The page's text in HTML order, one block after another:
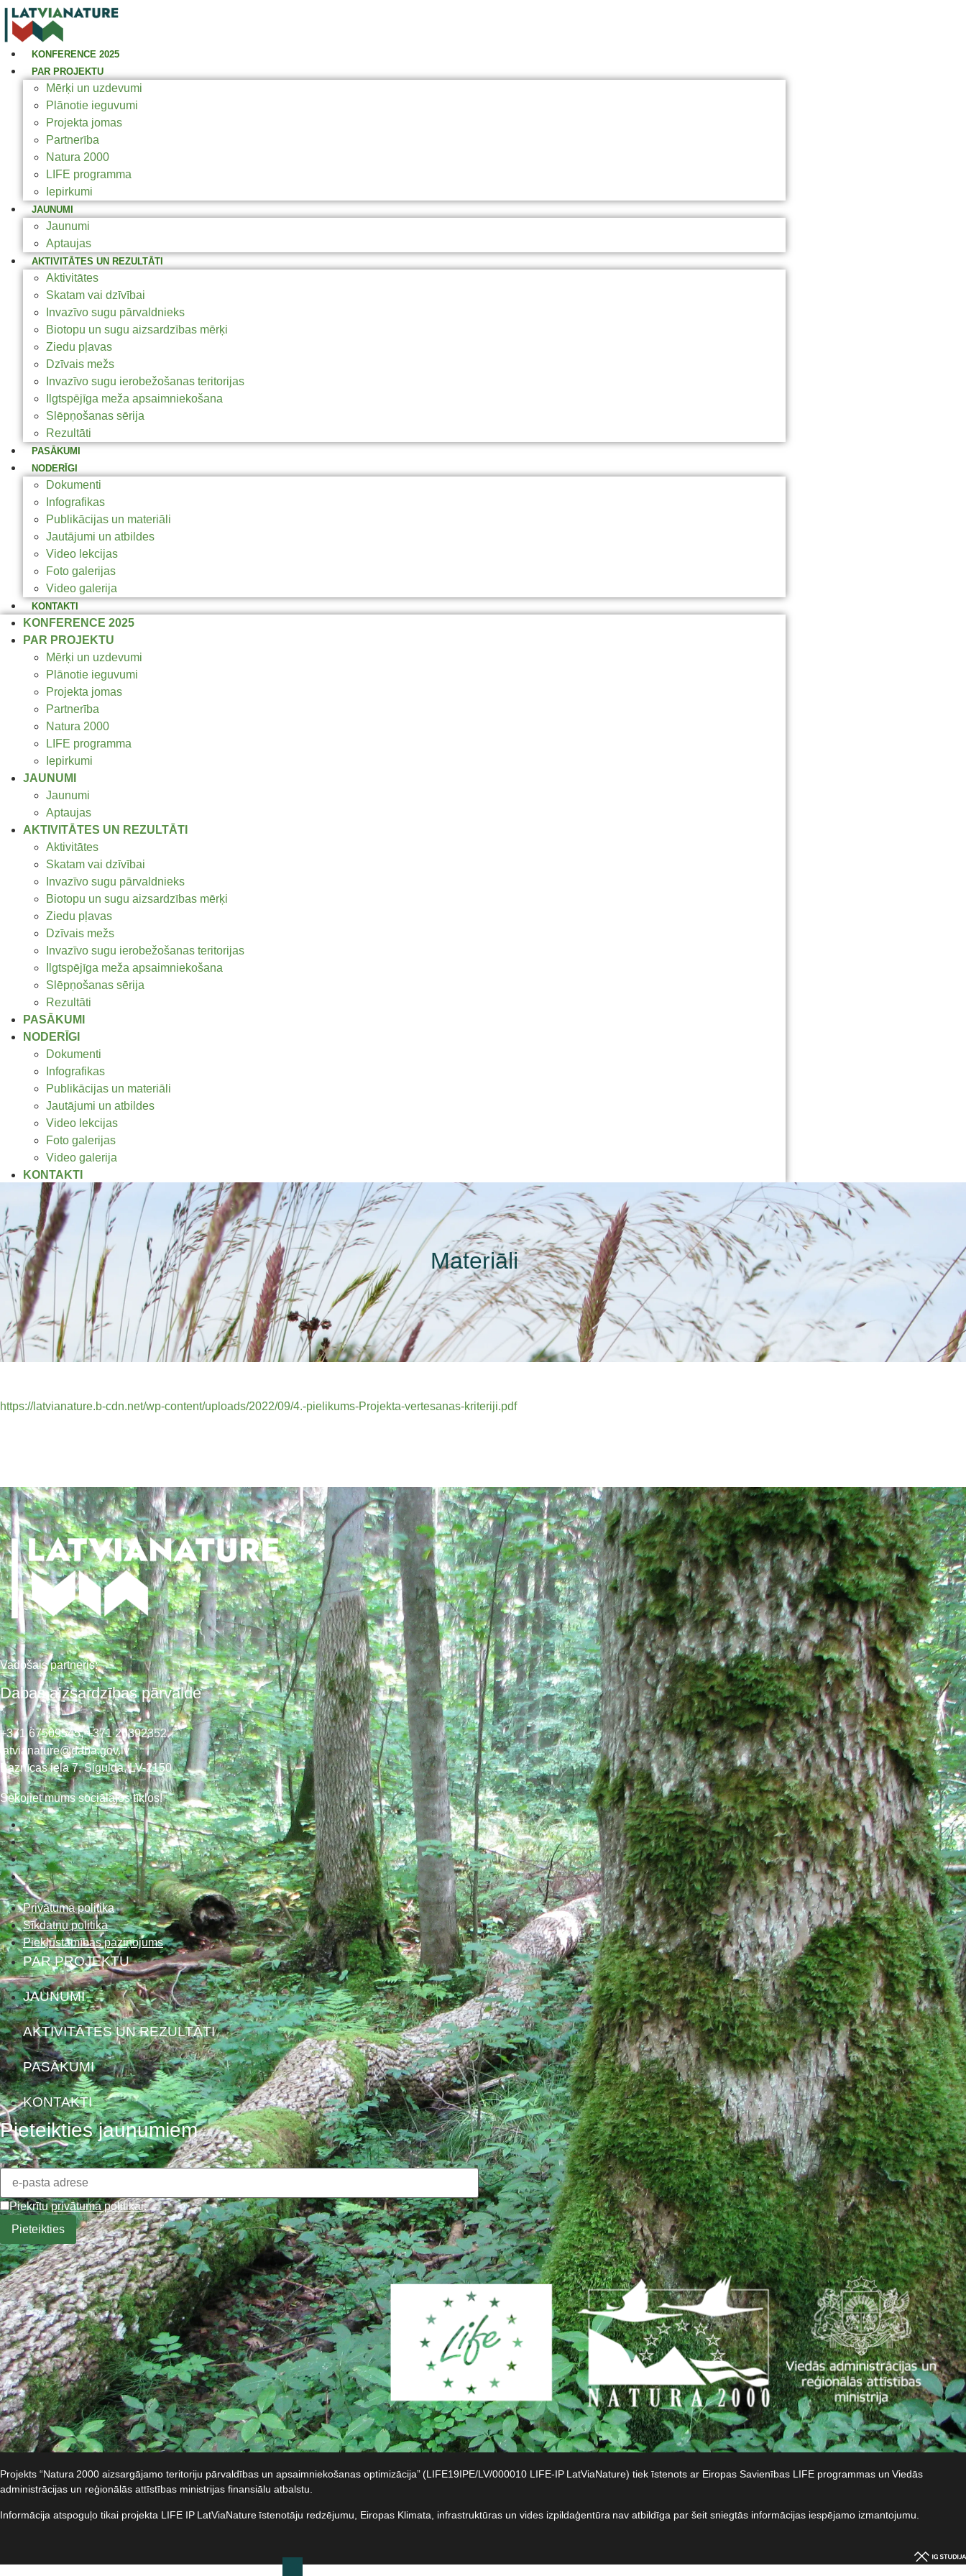
KONFERENCE 2025
PAR PROJEKTU
Mērķi un uzdevumi
Plānotie ieguvumi
Projekta jomas
Partnerība
Natura 2000
LIFE programma
Iepirkumi
JAUNUMI
Jaunumi
Aptaujas
AKTIVITĀTES UN REZULTĀTI
Aktivitātes
Skatam vai dzīvībai
Invazīvo sugu pārvaldnieks
Biotopu un sugu aizsardzības mērķi
Ziedu pļavas
Dzīvais mežs
Invazīvo sugu ierobežošanas teritorijas
Ilgtspējīga meža apsaimniekošana
Slēpņošanas sērija
Rezultāti
PASĀKUMI
NODERĪGI
Dokumenti
Infografikas
Publikācijas un materiāli
Jautājumi un atbildes
Video lekcijas
Foto galerijas
Video galerija
KONTAKTI
KONFERENCE 2025
PAR PROJEKTU
Mērķi un uzdevumi
Plānotie ieguvumi
Projekta jomas
Partnerība
Natura 2000
LIFE programma
Iepirkumi
JAUNUMI
Jaunumi
Aptaujas
AKTIVITĀTES UN REZULTĀTI
Aktivitātes
Skatam vai dzīvībai
Invazīvo sugu pārvaldnieks
Biotopu un sugu aizsardzības mērķi
Ziedu pļavas
Dzīvais mežs
Invazīvo sugu ierobežošanas teritorijas
Ilgtspējīga meža apsaimniekošana
Slēpņošanas sērija
Rezultāti
PASĀKUMI
NODERĪGI
Dokumenti
Infografikas
Publikācijas un materiāli
Jautājumi un atbildes
Video lekcijas
Foto galerijas
Video galerija
KONTAKTI
Materiāli
https://latvianature.b-cdn.net/wp-content/uploads/2022/09/4.-pielikums-Projekta-vertesanas-kriteriji.pdf
Vadošais partneris:
Dabas aizsardzības pārvalde
+371 67509545,+371 26392352
latvianature@daba.gov.lv
Baznīcas iela 7, Sigulda, LV-2150
Sekojiet mums sociālajos tīklos!
Privātuma politika
Sīkdatņu politika
Piekļūstamības paziņojums
PAR PROJEKTU
JAUNUMI
AKTIVITĀTES UN REZULTĀTI
PASĀKUMI
KONTAKTI
Pieteikties jaunumiem
Piekrītuprivātuma politikai.
Projekts “Natura 2000 aizsargājamo teritoriju pārvaldības un apsaimniekošanas optimizācija” (LIFE19IPE/LV/000010 LIFE-IP LatViaNature) tiek īstenots ar Eiropas Savienības LIFE programmas un Viedās
administrācijas un reģionālās attīstības ministrijas finansiālu atbalstu.​
Informācija atspoguļo tikai projekta LIFE IP LatViaNature īstenotāju redzējumu, Eiropas Klimata, infrastruktūras un vides izpildaģentūra nav atbildīga par šeit sniegtās informācijas iespējamo izmantojumu.​